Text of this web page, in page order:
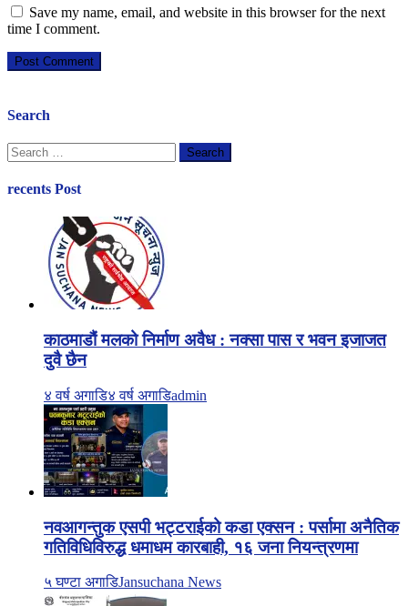
Save my name, email, and website in this browser for the next
time I comment.
Search
Search
for:
recents Post
काठमाडौं मलको निर्माण अवैध : नक्सा पास र भवन इजाजत
दुवै छैन
४ वर्ष अगाडि४ वर्ष अगाडिadmin
नवआगन्तुक एसपी भट्टराईको कडा एक्सन : पर्सामा अनैतिक
गतिविधिविरुद्ध धमाधम कारबाही, १६ जना नियन्त्रणमा
५ घण्टा अगाडिJansuchana News